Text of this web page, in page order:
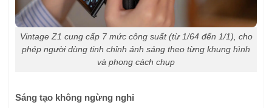
Vintage Z1 cung cấp 7 mức công suất (từ 1/64 đến 1/1), cho
phép người dùng tinh chỉnh ánh sáng theo từng khung hình
và phong cách chụp
Sáng tạo không ngừng nghỉ